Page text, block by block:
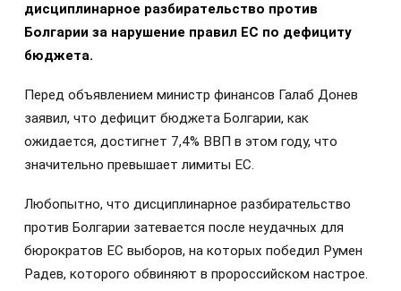
дисциплинарное разбирательство против
Болгарии за нарушение правил ЕС по дефициту
бюджета.
Перед объявлением министр финансов Галаб Донев
заявил, что дефицит бюджета Болгарии, как
ожидается, достигнет 7,4% ВВП в этом году, что
значительно превышает лимиты ЕС.
Любопытно, что дисциплинарное разбирательство
против Болгарии затевается после неудачных для
бюрократов ЕС выборов, на которых победил Румен
Радев, которого обвиняют в пророссийском настрое.